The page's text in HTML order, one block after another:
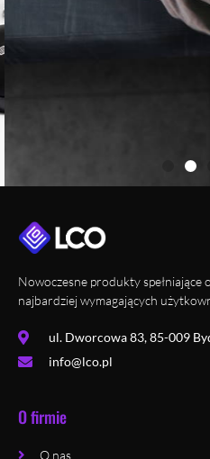
Nowoczesne produkty spełniające
najbardziej wymagających
ul. Dworcowa 83, 85-009
info@lco.pl
O firmie
O nas